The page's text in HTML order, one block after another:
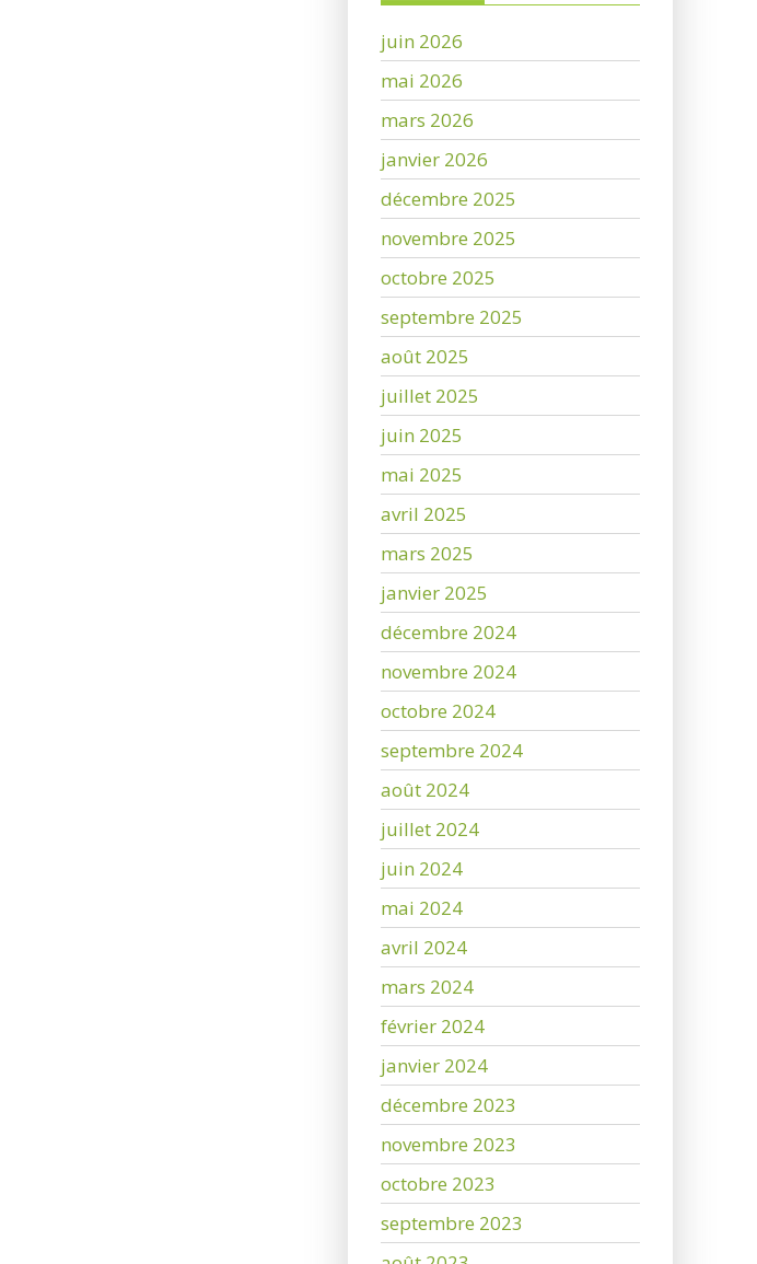
juin 2026
mai 2026
mars 2026
janvier 2026
décembre 2025
novembre 2025
octobre 2025
septembre 2025
août 2025
juillet 2025
juin 2025
mai 2025
avril 2025
mars 2025
janvier 2025
décembre 2024
novembre 2024
octobre 2024
septembre 2024
août 2024
juillet 2024
juin 2024
mai 2024
avril 2024
mars 2024
février 2024
janvier 2024
décembre 2023
novembre 2023
octobre 2023
septembre 2023